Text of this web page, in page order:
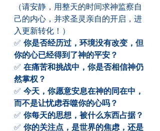
（请安静，用整天的时间求神监察自
己的内心，并求圣灵亲自的开启，进
入更新转化！）
✅ 你是否经历过，环境没有改变，但
你的心已经得到了神的平安？
✅ 在痛苦和挑战中，你是否相信神仍
然掌权？
✅ 今天，你愿意安息在神的同在中，
而不是让忧虑吞噬你的心吗？
✅ 你每天的思想，被什么东西占据？
✅ 你的关注点，是世界的焦虑，还是